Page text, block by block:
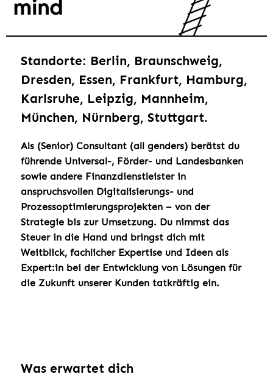
Standorte: Berlin, Braunschweig,
Dresden, Essen, Frankfurt, Hamburg,
Karlsruhe, Leipzig, Mannheim,
München, Nürnberg, Stuttgart.
Als (Senior) Consultant (all genders) berätst du
führende Universal-, Förder- und Landesbanken
sowie andere Finanzdienstleister in
anspruchsvollen Digitalisierungs- und
Prozessoptimierungsprojekten – von der
Strategie bis zur Umsetzung. Du nimmst das
Steuer in die Hand und bringst dich mit
Weitblick, fachlicher Expertise und Ideen als
Expert:in bei der Entwicklung von Lösungen für
die Zukunft unserer Kunden tatkräftig ein.
Was erwartet dich